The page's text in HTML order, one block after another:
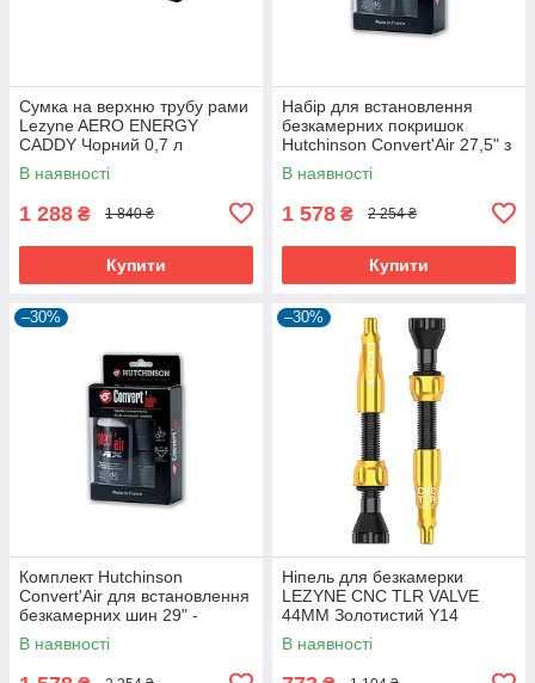
Сумка на верхню трубу рами
Lezyne AERO ENERGY
CADDY Чорний 0,7 л
В наявності
1 288 ₴ 1 840 ₴
Купити
Набір для встановлення
безкамерних покришок
Hutchinson Convert'Air 27,5" з
герметиком і ніпелями
В наявності
1 578 ₴ 2 254 ₴
Купити
–30%
Комплект Hutchinson
Convert'Air для встановлення
безкамерних шин 29" -
герметик, ніпелі, інструменти
В наявності
–30%
Ніпель для безкамерки
LEZYNE CNC TLR VALVE
44MM Золотистий Y14
В наявності